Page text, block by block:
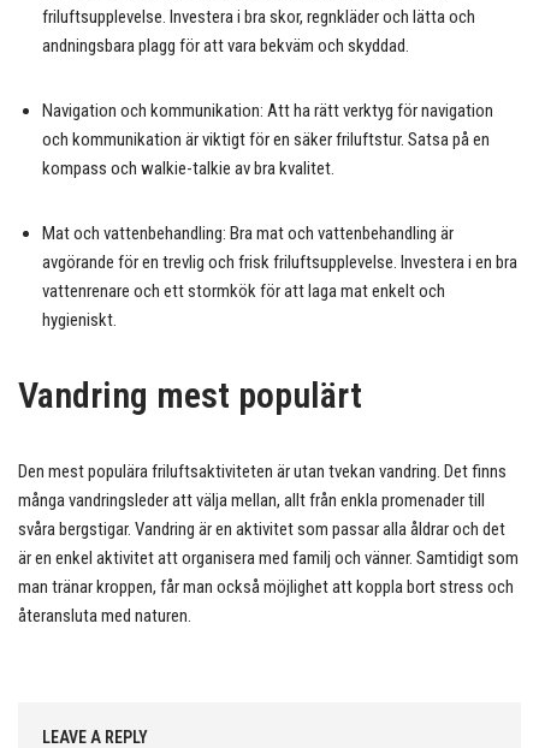
friluftsupplevelse. Investera i bra skor, regnkläder och lätta och
andningsbara plagg för att vara bekväm och skyddad.
Navigation och kommunikation: Att ha rätt verktyg för navigation
och kommunikation är viktigt för en säker friluftstur. Satsa på en
kompass och walkie-talkie av bra kvalitet.
Mat och vattenbehandling: Bra mat och vattenbehandling är
avgörande för en trevlig och frisk friluftsupplevelse. Investera i en bra
vattenrenare och ett stormkök för att laga mat enkelt och
hygieniskt.
Vandring mest populärt
Den mest populära friluftsaktiviteten är utan tvekan vandring. Det finns
många vandringsleder att välja mellan, allt från enkla promenader till
svåra bergstigar. Vandring är en aktivitet som passar alla åldrar och det
är en enkel aktivitet att organisera med familj och vänner. Samtidigt som
man tränar kroppen, får man också möjlighet att koppla bort stress och
återansluta med naturen.
LEAVE A REPLY